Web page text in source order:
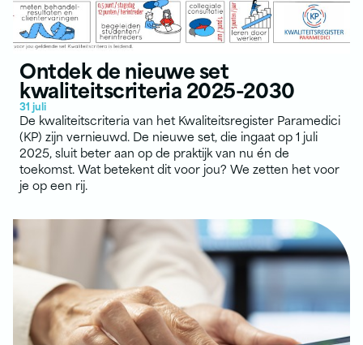
Ontdek de nieuwe set
kwaliteitscriteria 2025-2030
31 juli
De kwaliteitscriteria van het Kwaliteitsregister Paramedici
(KP) zijn vernieuwd. De nieuwe set, die ingaat op 1 juli
2025, sluit beter aan op de praktijk van nu én de
toekomst. Wat betekent dit voor jou? We zetten het voor
je op een rij.